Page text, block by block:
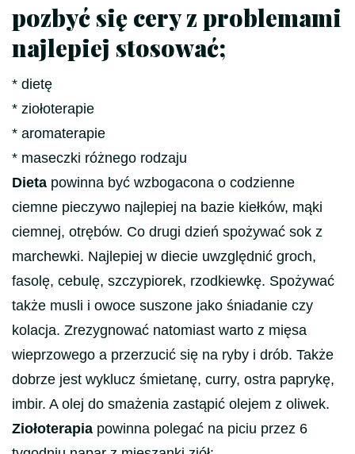
pozbyć się cery z problemami
najlepiej stosować;
* dietę
* ziołoterapie
* aromaterapie
* maseczki różnego rodzaju
Dieta powinna być wzbogacona o codzienne
ciemne pieczywo najlepiej na bazie kiełków, mąki
ciemnej, otrębów. Co drugi dzień spożywać sok z
marchewki. Najlepiej w diecie uwzględnić groch,
fasolę, cebulę, szczypiorek, rzodkiewkę. Spożywać
także musli i owoce suszone jako śniadanie czy
kolacja. Zrezygnować natomiast warto z mięsa
wieprzowego a przerzucić się na ryby i drób. Także
dobrze jest wyklucz śmietanę, curry, ostra paprykę,
imbir. A olej do smażenia zastąpić olejem z oliwek.
Ziołoterapia powinna polegać na piciu przez 6